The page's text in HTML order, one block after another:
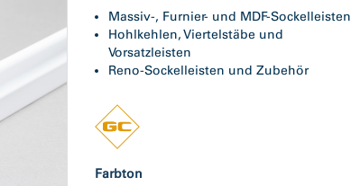
Massiv-, Furnier- und MDF-Sockelleisten
Hohlkehlen, Viertelstäbe und
Vorsatzleisten
Reno-Sockelleisten und Zubehör
Farbton